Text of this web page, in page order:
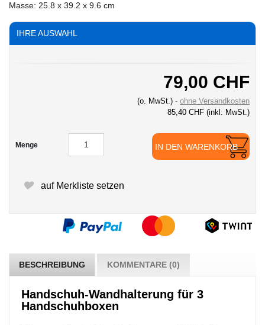
Masse: 25.8 x 39.2 x 9.6 cm
IHRE AUSWAHL
79,00 CHF
(o. MwSt.)
ohne Versandkosten
85,40 CHF (inkl. MwSt.)
Menge IN DEN WARENKORB
auf Merkliste setzen
BESCHREIBUNG KOMMENTARE (0)
Handschuh-Wandhalterung für 3
Handschuhboxen